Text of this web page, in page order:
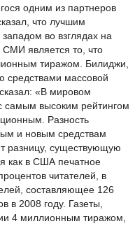
одним из партнеров
что лучшим
во взглядах на
СМИ является то, что
тиражом. Билиджи,
средствами массовой
«В мировом
самым высоким рейтингом
Разность
и новым средствам
разницу, существующую
как в США печатное
читателей, в
составляющее 126
в 2008 году. Газеты,
4 миллионным тиражом,